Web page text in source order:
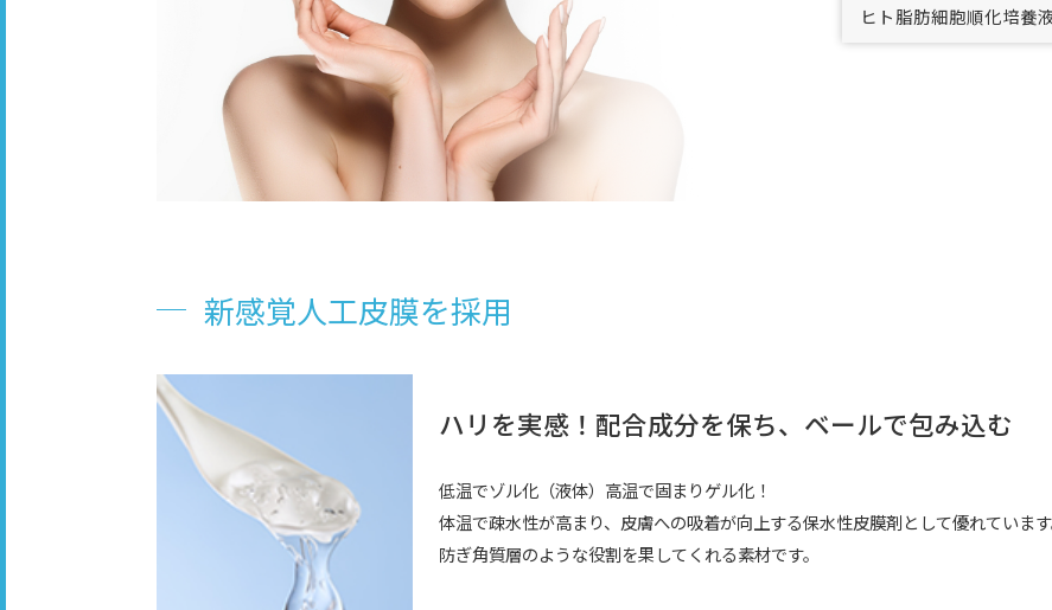
ヒト脂肪細胞順化培養
新感覚人工皮膜を採用
ハリを実感！配合成分を保ち、ベールで包み込む
低温でゾル化（液体）高温で固まりゲル化！
体温で疎水性が高まり、皮膚への吸着が向上する保水性皮膜剤として優れていま
防ぎ角質層のような役割を果してくれる素材です。